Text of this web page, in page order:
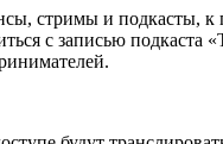
стримы и подкасты, к
с записью